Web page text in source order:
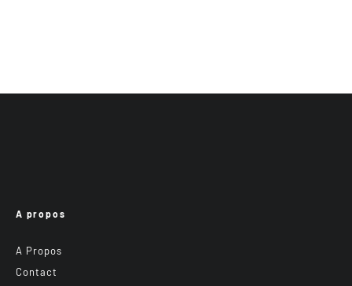
A propos
A Propos
Contact